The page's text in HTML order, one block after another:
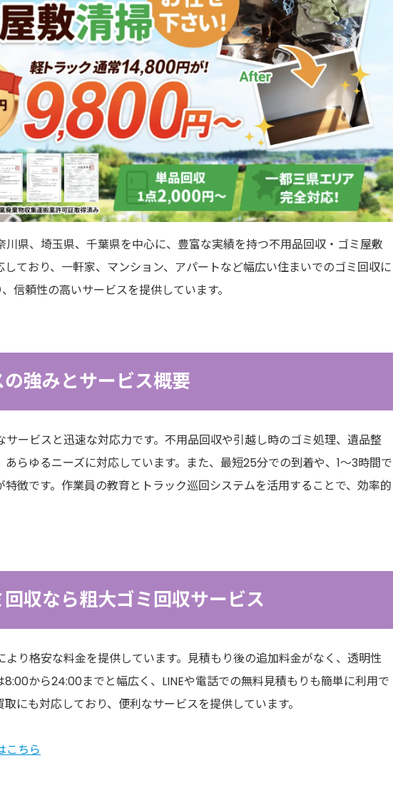
県、埼玉県、千葉県を中心に、豊富な実績を持つ不用品回収・ゴミ屋敷
ており、一軒家、マンション、アパートなど幅広い住まいでのゴミ回収に
信頼性の高いサービスを提供しています。
強みとサービス概要
ービスと迅速な対応力です。不用品回収や引越し時のゴミ処理、遺品整
らゆるニーズに対応しています。また、最短25分での到着や、1～3時間で
徴です。作業員の教育とトラック巡回システムを活用することで、効率的
収なら粗大ゴミ回収サービス
り格安な料金を提供しています。見積もり後の追加料金がなく、透明性
から24:00までと幅広く、LINEや電話での無料見積もりも簡単に利用で
にも対応しており、便利なサービスを提供しています。
こちら